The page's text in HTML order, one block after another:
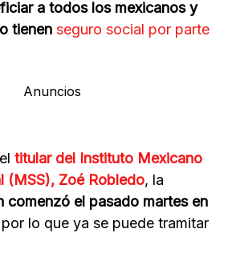
a todos los mexicanos y
tienen seguro social por parte
Anuncios
titular del Instituto Mexicano
(MSS), Zoé Robledo, la
comenzó el pasado martes en
lo que ya se puede tramitar